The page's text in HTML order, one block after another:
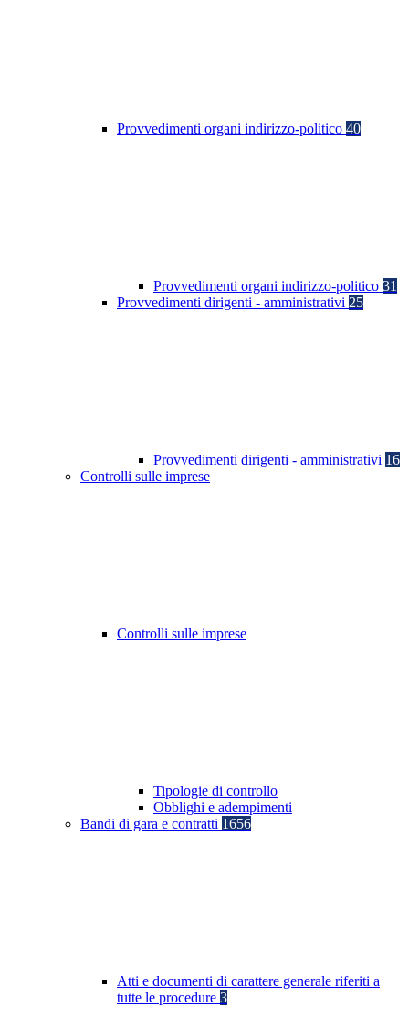
Provvedimenti organi indirizzo-politico 40
Provvedimenti organi indirizzo-politico 31
Provvedimenti dirigenti - amministrativi 25
Provvedimenti dirigenti - amministrativi 16
Controlli sulle imprese
Controlli sulle imprese
Tipologie di controllo
Obblighi e adempimenti
Bandi di gara e contratti 1656
Atti e documenti di carattere generale riferiti a
tutte le procedure 3